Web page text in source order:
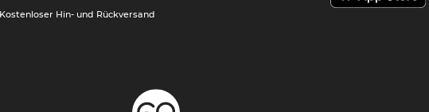
Kostenloser Hin- und Rückversand